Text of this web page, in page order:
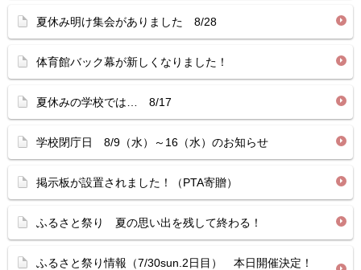
夏休み明け集会がありました 8/28
体育館バック幕が新しくなりました！
夏休みの学校では… 8/17
学校閉庁日 8/9（水）～16（水）のお知らせ
掲示板が設置されました！（PTA寄贈）
ふるさと祭り 夏の思い出を残して終わる！
ふるさと祭り情報（7/30sun.2日目） 本日開催決定！